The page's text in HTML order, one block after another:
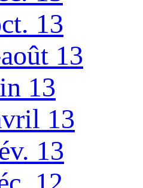
13
13
13
13
13